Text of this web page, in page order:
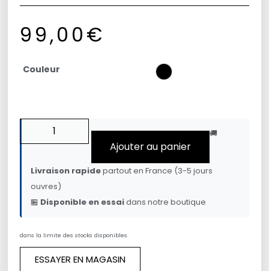
99,00€
Couleur
Ajouter au panier
🚚
Livraison rapidepartout en France (3-5 jours
ouvres)
🏪 Disponible en essaidans notre boutique
dans la limite des stocks disponibles.
ESSAYER EN MAGASIN